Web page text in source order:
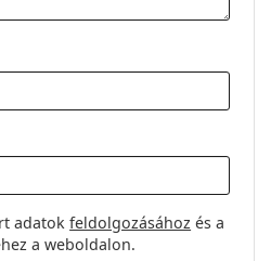
adatokfeldolgozásához és a
a weboldalon.